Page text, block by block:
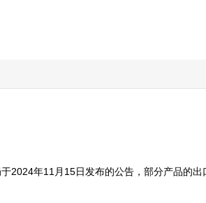
2024年11月15日发布的公告，部分产品的